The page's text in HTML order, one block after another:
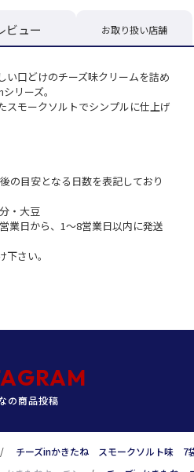
/
チーズinかきたね スモークソルト味 7
ビュー お取り扱い店舗
い口どけのチーズ味クリームを詰め
リーズ。
スモークソルトでシンプルに仕上げ
の目安となる日数を表記しており
・大豆
業日から、1～8営業日以内に発送
さい。
の商品投稿